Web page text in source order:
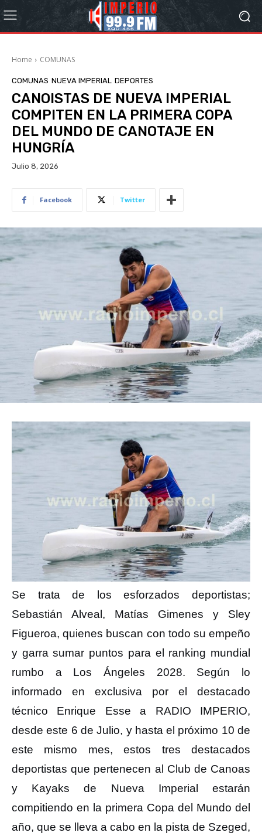
Home COMUNAS
COMUNAS NUEVA IMPERIAL DEPORTES
CANOISTAS DE NUEVA IMPERIAL
COMPITEN EN LA PRIMERA COPA
DEL MUNDO DE CANOTAJE EN
HUNGRÍA
Julio 8, 2026
Facebook Twitter
Se trata de los esforzados deportistas;
Sebastián Alveal, Matías Gimenes y Sley
Figueroa, quienes buscan con todo su empeño
y garra sumar puntos para el ranking mundial
rumbo a Los Ángeles 2028. Según lo
informado en exclusiva por el destacado
técnico Enrique Esse a RADIO IMPERIO,
desde este 6 de Julio, y hasta el próximo 10 de
este mismo mes, estos tres destacados
deportistas que pertenecen al Club de Canoas
y Kayaks de Nueva Imperial estarán
compitiendo en la primera Copa del Mundo del
año, que se lleva a cabo en la pista de Szeged,